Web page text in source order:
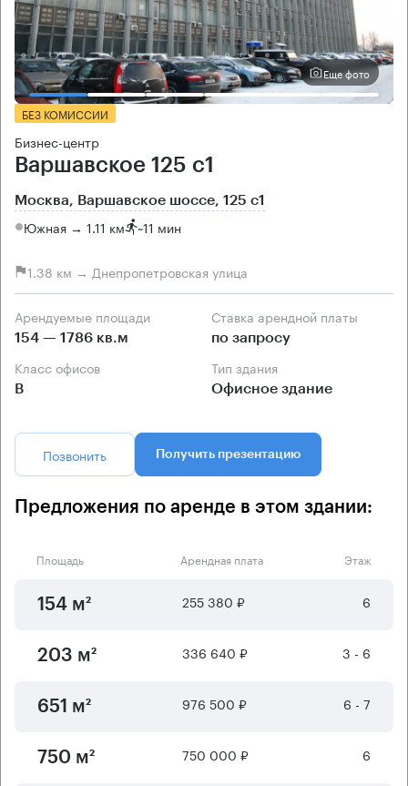
Еще фото
БЕЗ КОМИССИИ
Бизнес-центр
Варшавское 125 с1
Москва, Варшавское шоссе, 125 с1
Южная → 1.11 км ~11 мин
1.38 км → Днепропетровская улица
Арендуемые площади
154 — 1786 кв.м
Ставка арендной платы
по запросу
Класс офисов
B
Тип здания
Офисное здание
Позвонить Получить презентацию
Предложения по аренде в этом здании:
Площадь Арендная плата Этаж
154 м² 255 380 ₽ 6
203 м² 336 640 ₽ 3 - 6
651 м² 976 500 ₽ 6 - 7
750 м² 750 000 ₽ 6